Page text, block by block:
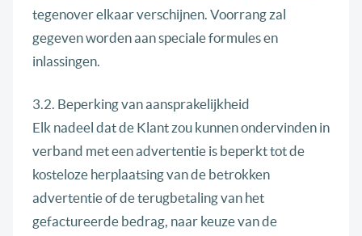
tegenover elkaar verschijnen. Voorrang zal
gegeven worden aan speciale formules en
inlassingen.
3.2. Beperking van aansprakelijkheid
Elk nadeel dat de Klant zou kunnen ondervinden in
verband met een advertentie is beperkt tot de
kosteloze herplaatsing van de betrokken
advertentie of de terugbetaling van het
gefactureerde bedrag, naar keuze van de